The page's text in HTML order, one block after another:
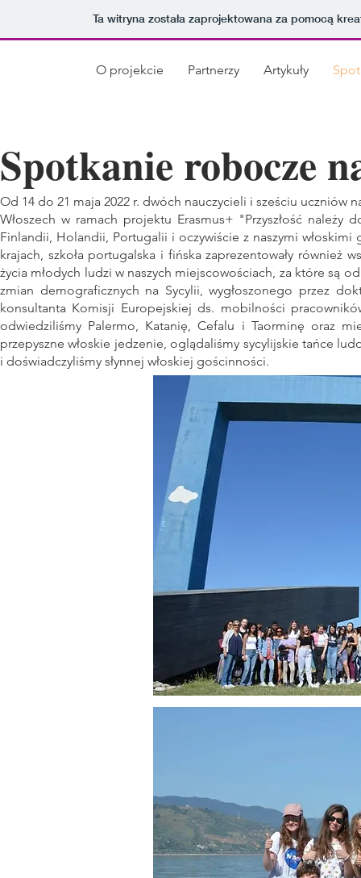
Ta witryna została zaprojektowana za pomocą
O projekcie Partnerzy Artykuły
Spotkanie robocze
Od 14 do 21 maja 2022 r. dwóch nauczycieli i sześciu uczniów
Włoszech w ramach projektu Erasmus+ "Przyszłość
Finlandii, Holandii, Portugalii i oczywiście z naszymi włoskimi
krajach, szkoła portugalska i fińska zaprezentowały
życia młodych ludzi w naszych miejscowościach, za które są
zmian demograficznych na Sycylii, wygłoszonego przez
konsultanta Komisji Europejskiej ds. mobilności
odwiedziliśmy Palermo, Katanię, Cefalu i Taorminę oraz
przepyszne włoskie jedzenie, oglądaliśmy sycylijskie tańce
i doświadczyliśmy słynnej włoskiej gościnności.